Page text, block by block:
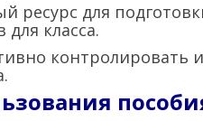
ресурс для
класса.
контролировать